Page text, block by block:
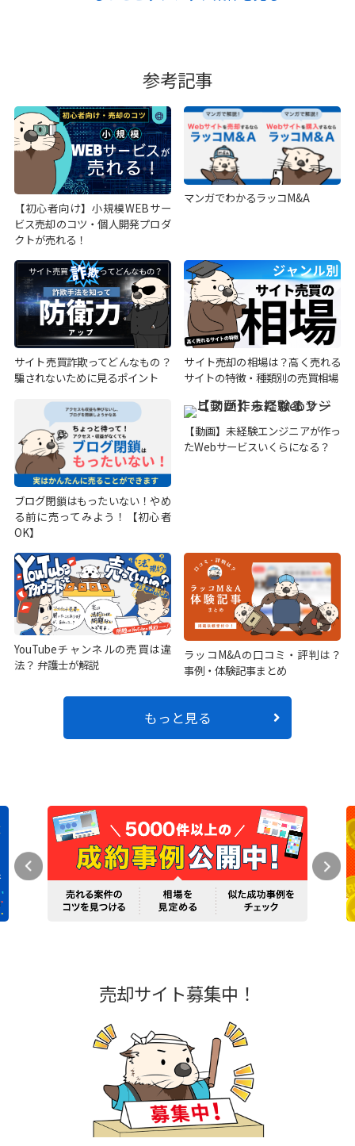
参考記事
【初心者向け】小規模WEBサー
ビス売却のコツ・個人開発プロダ
クトが売れる！
マンガでわかるラッコM&A
サイト売買詐欺ってどんなもの？
騙されないために見るポイント
サイト売却の相場は？高く売れる
サイトの特徴・種類別の売買相場
ブログ閉鎖はもったいない！やめ
る前に売ってみよう！【初心者
OK】
【動画】未経験エンジニアが作っ
たWebサービスいくらになる？
YouTubeチャンネルの売買は違
法？ 弁護士が解説
ラッコM&Aの口コミ・評判は？
事例・体験記事まとめ
もっと見る
売却サイト募集中！